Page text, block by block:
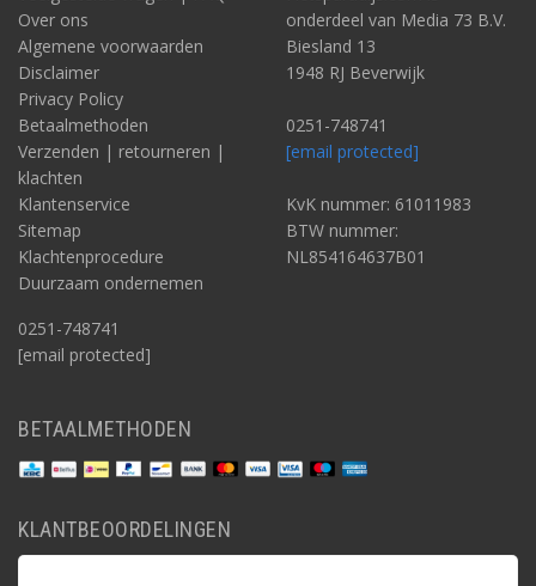
Over ons
Algemene voorwaarden
Disclaimer
Privacy Policy
Betaalmethoden
Verzenden | retourneren |
klachten
Klantenservice
Sitemap
Klachtenprocedure
Duurzaam ondernemen
0251-748741
[email protected]
onderdeel van Media 73 B.V.
Biesland 13
1948 RJ Beverwijk
0251-748741
[email protected]
KvK nummer: 61011983
BTW nummer:
NL854164637B01
BETAALMETHODEN
KLANTBEOORDELINGEN